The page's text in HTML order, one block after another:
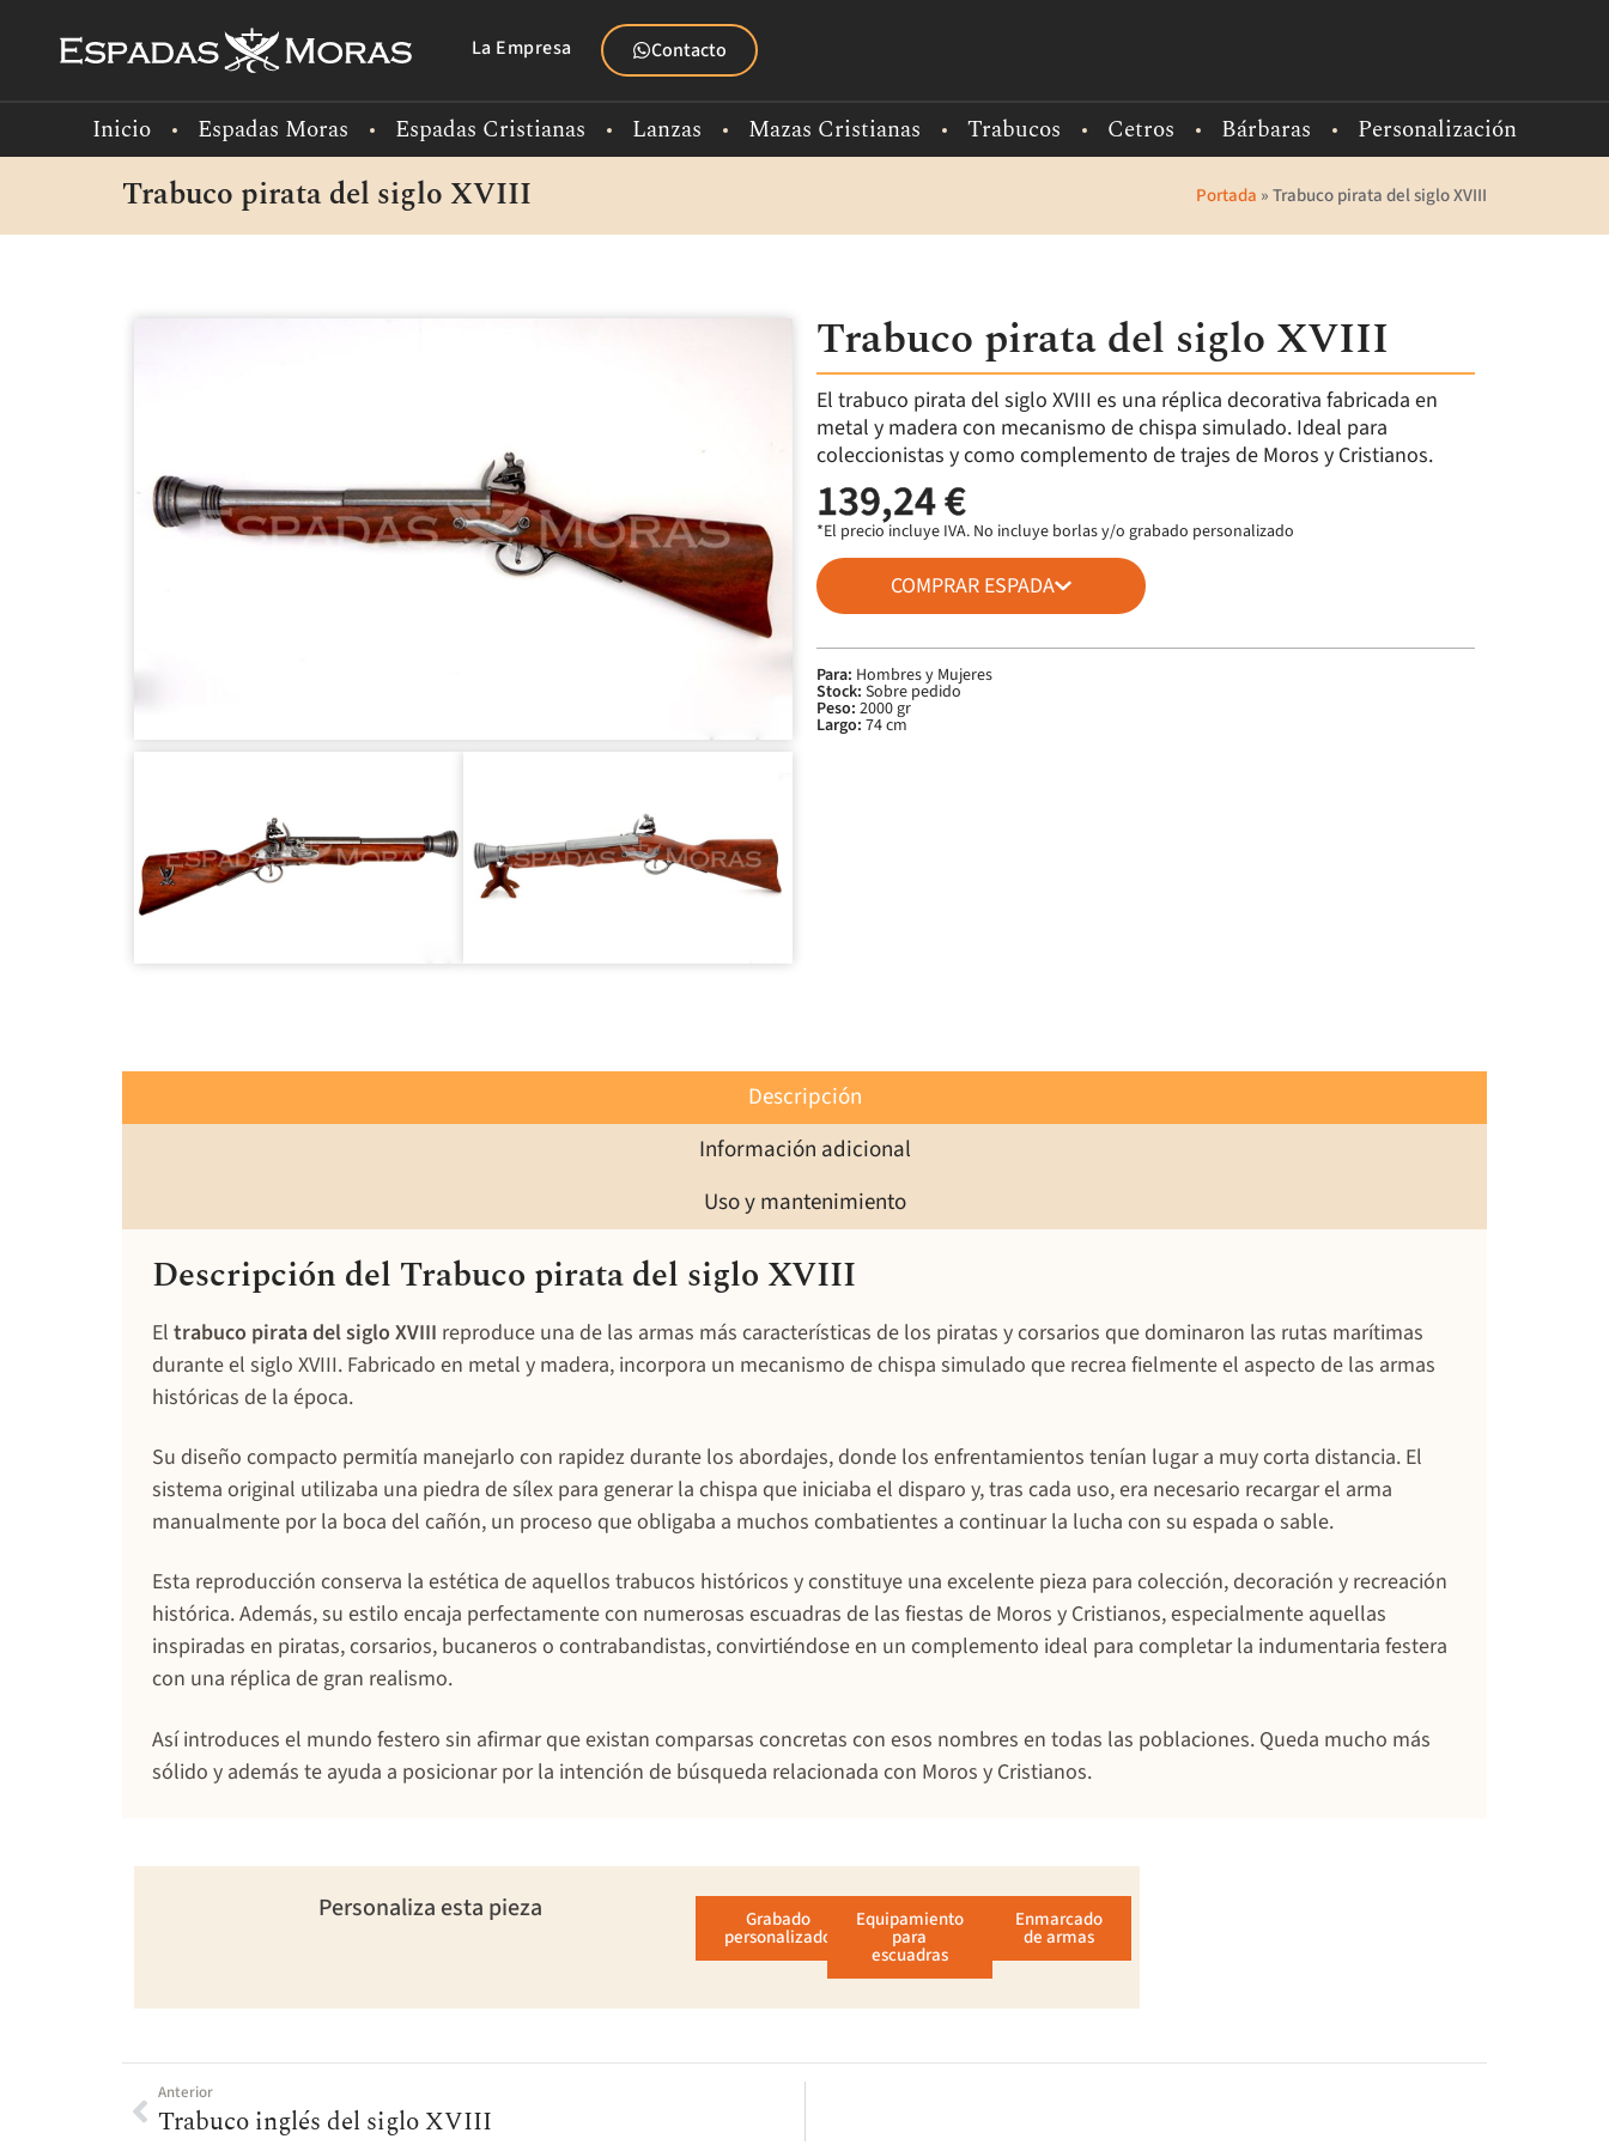
La Empresa Contacto
Inicio Espadas Moras Espadas Cristianas Lanzas Mazas Cristianas Trabucos Cetros Bárbaras Personalización
Trabuco pirata del siglo XVIII Portada »Trabuco pirata del siglo XVIII
Trabuco pirata del siglo XVIII
El trabuco pirata del siglo XVIII es una réplica decorativa fabricada en
metal y madera con mecanismo de chispa simulado. Ideal para
coleccionistas y como complemento de trajes de Moros y Cristianos.
139,24 €
*El precio incluye IVA. No incluye borlas y/o grabado personalizado
COMPRAR ESPADA
Para: Hombres y Mujeres
Stock: Sobre pedido
Peso: 2000 gr
Largo: 74 cm
Descripción
Información adicional
Uso y mantenimiento
Descripción del Trabuco pirata del siglo XVIII
El trabuco pirata del siglo XVIII reproduce una de las armas más características de los piratas y corsarios que dominaron las rutas marítimas
durante el siglo XVIII. Fabricado en metal y madera, incorpora un mecanismo de chispa simulado que recrea fielmente el aspecto de las armas
históricas de la época.
Su diseño compacto permitía manejarlo con rapidez durante los abordajes, donde los enfrentamientos tenían lugar a muy corta distancia. El
sistema original utilizaba una piedra de sílex para generar la chispa que iniciaba el disparo y, tras cada uso, era necesario recargar el arma
manualmente por la boca del cañón, un proceso que obligaba a muchos combatientes a continuar la lucha con su espada o sable.
Esta reproducción conserva la estética de aquellos trabucos históricos y constituye una excelente pieza para colección, decoración y recreación
histórica. Además, su estilo encaja perfectamente con numerosas escuadras de las fiestas de Moros y Cristianos, especialmente aquellas
inspiradas en piratas, corsarios, bucaneros o contrabandistas, convirtiéndose en un complemento ideal para completar la indumentaria festera
con una réplica de gran realismo.
Así introduces el mundo festero sin afirmar que existan comparsas concretas con esos nombres en todas las poblaciones. Queda mucho más
sólido y además te ayuda a posicionar por la intención de búsqueda relacionada con Moros y Cristianos.
Personaliza esta pieza Grabado
personalizado
Equipamiento
para
escuadras
Enmarcado
de armas
Anterior
Trabuco inglés del siglo XVIII